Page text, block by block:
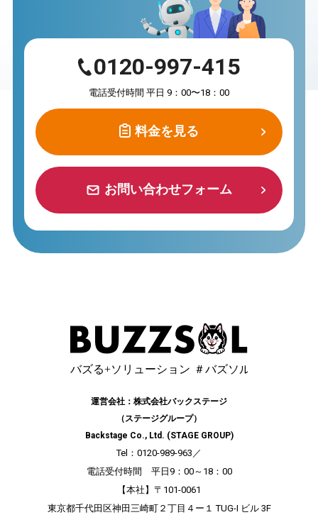
0120-997-415
電話受付時間 平日 9：00〜18：00
料金を見る
料金を見る
お問い合わせフォーム
お問い合わせフォーム
運営会社：株式会社バックステージ
（ステージグループ）
Backstage Co., Ltd. (STAGE GROUP)
Tel：0120-989-963 ／
電話受付時間 平日9：00～18：00
【本社】〒101-0061
東京都千代田区神田三崎町２丁目４ー１ TUG-I ビル 3F